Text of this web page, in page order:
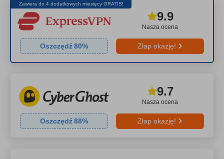
Zawiera do 4 dodatkowych miesięcy GRATIS!
Nasza ocena
9.9
Oszczędź80% Złap okazję!
Nasza ocena
9.7
Oszczędź88% Złap okazję!